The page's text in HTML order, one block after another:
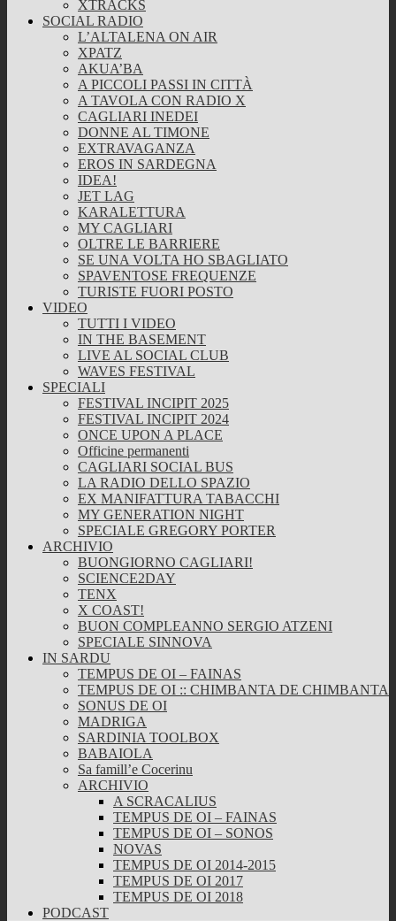
XTRACKS
SOCIAL RADIO
L’ALTALENA ON AIR
XPATZ
AKUA’BA
A PICCOLI PASSI IN CITTÀ
A TAVOLA CON RADIO X
CAGLIARI INEDEI
DONNE AL TIMONE
EXTRAVAGANZA
EROS IN SARDEGNA
IDEA!
JET LAG
KARALETTURA
MY CAGLIARI
OLTRE LE BARRIERE
SE UNA VOLTA HO SBAGLIATO
SPAVENTOSE FREQUENZE
TURISTE FUORI POSTO
VIDEO
TUTTI I VIDEO
IN THE BASEMENT
LIVE AL SOCIAL CLUB
WAVES FESTIVAL
SPECIALI
FESTIVAL INCIPIT 2025
FESTIVAL INCIPIT 2024
ONCE UPON A PLACE
Officine permanenti
CAGLIARI SOCIAL BUS
LA RADIO DELLO SPAZIO
EX MANIFATTURA TABACCHI
MY GENERATION NIGHT
SPECIALE GREGORY PORTER
ARCHIVIO
BUONGIORNO CAGLIARI!
SCIENCE2DAY
TENX
X COAST!
BUON COMPLEANNO SERGIO ATZENI
SPECIALE SINNOVA
IN SARDU
TEMPUS DE OI – FAINAS
TEMPUS DE OI :: CHIMBANTA DE CHIMBANTA
SONUS DE OI
MADRIGA
SARDINIA TOOLBOX
BABAIOLA
Sa famill’e Cocerinu
ARCHIVIO
A SCRACALIUS
TEMPUS DE OI – FAINAS
TEMPUS DE OI – SONOS
NOVAS
TEMPUS DE OI 2014-2015
TEMPUS DE OI 2017
TEMPUS DE OI 2018
PODCAST